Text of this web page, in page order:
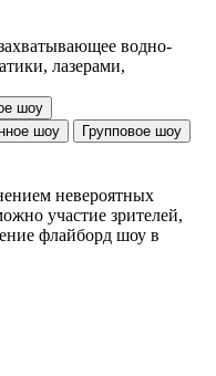
водно-
лазерами,
шоу
шоу
Групповое шоу
невероятных
участие зрителей,
флайборд шоу в